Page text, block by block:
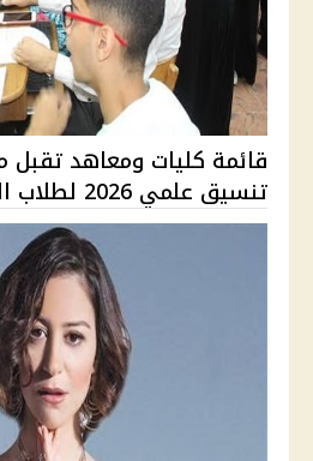
تنسيق علمي 2026 لطلاب الثانوية العام...